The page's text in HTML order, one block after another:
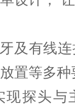
及有线
置等多种
现探头与